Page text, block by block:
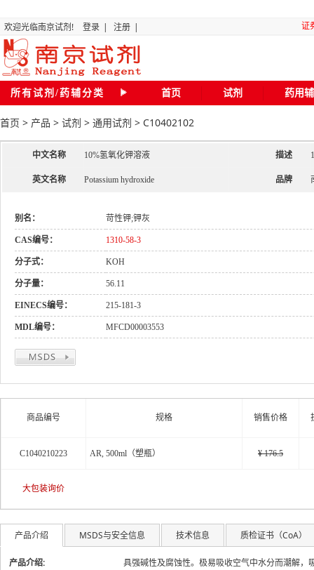
“关于
二氯
2024
南京试剂
欢迎光临南京试剂! 登录 | 注册 | 证
所有试剂/药辅分类 首页 试剂 药用
首页 > 产品 > 试剂 > 通用试剂 > C10402102
中文名称 10%氢氧化钾溶液 描述
英文名称 Potassium hydroxide 品牌
别名： 苛性钾;钾灰
CAS编号： 1310-58-3
分子式： KOH
分子量： 56.11
EINECS编号： 215-181-3
MDL编号： MFCD00003553
商品编号 规格 销售价格
C1040210223 AR, 500ml（塑瓶） ¥ 176.5
大包装询价
产品介绍 MSDS与安全信息 技术信息 质检证书（CoA）
产品介绍:
具强碱性及腐蚀性。极易吸收空气中水分而潮解